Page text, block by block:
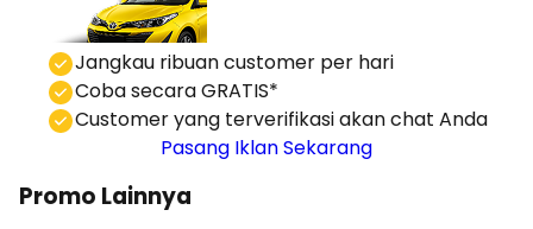
⁠Jangkau ribuan customer per hari
Coba secara GRATIS*
⁠⁠Customer yang terverifikasi akan chat Anda
Pasang Iklan Sekarang
Promo Lainnya